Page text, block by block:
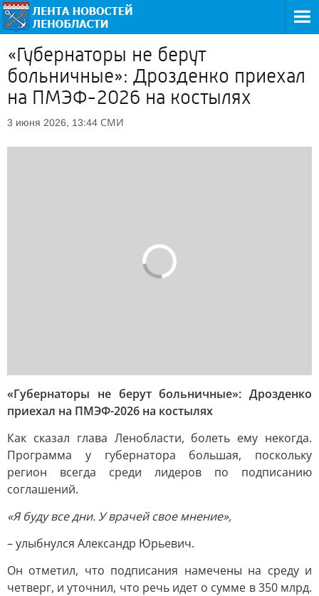
«Губернаторы не берут
больничные»: Дрозденко приехал
на ПМЭФ-2026 на костылях
3 июня 2026, 13:44 СМИ
«Губернаторы не берут больничные»: Дрозденко
приехал на ПМЭФ-2026 на костылях
Как сказал глава Ленобласти, болеть ему некогда.
Программа у губернатора большая, поскольку
регион всегда среди лидеров по подписанию
соглашений.
«Я буду все дни. У врачей свое мнение»,
– улыбнулся Александр Юрьевич.
Он отметил, что подписания намечены на среду и
четверг, и уточнил, что речь идет о сумме в 350 млрд.